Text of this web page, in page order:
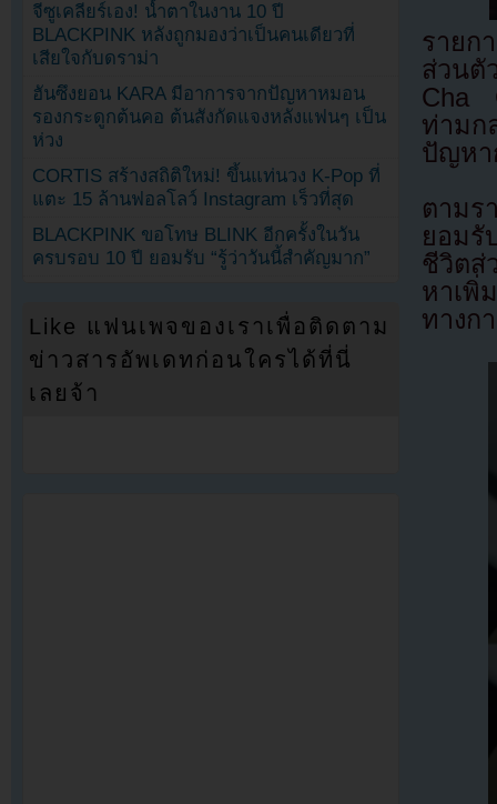
รายก
ส่วนตั
Cha
ท่ามก
ปัญหา
ตาม
ยอมรั
ชีวิตส่
หาเพิ่
ทางก
จีซูเคลียร์เอง! น้ำตาในงาน 10 ปี
BLACKPINK หลังถูกมองว่าเป็นคนเดียวที่
เสียใจกับดราม่า
ฮันซึงยอน KARA มีอาการจากปัญหาหมอน
รองกระดูกต้นคอ ต้นสังกัดแจงหลังแฟนๆ เป็น
ห่วง
CORTIS สร้างสถิติใหม่! ขึ้นแท่นวง K-Pop ที่
แตะ 15 ล้านฟอลโลว์ Instagram เร็วที่สุด
BLACKPINK ขอโทษ BLINK อีกครั้งในวัน
ครบรอบ 10 ปี ยอมรับ “รู้ว่าวันนี้สำคัญมาก”
Like แฟนเพจของเราเพื่อติดตาม
ข่าวสารอัพเดทก่อนใครได้ที่นี่
เลยจ้า